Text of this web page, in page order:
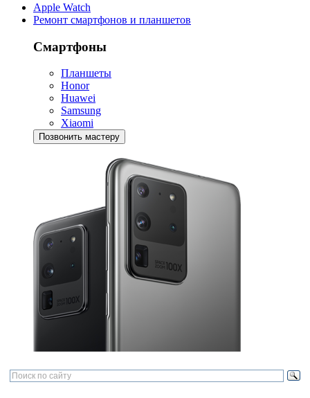
Apple Watch
Ремонт смартфонов и планшетов
Смартфоны
Планшеты
Honor
Huawei
Samsung
Xiaomi
Позвонить мастеру